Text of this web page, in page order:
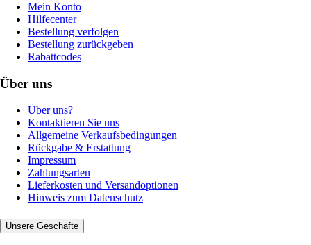
Mein Konto
Hilfecenter
Bestellung verfolgen
Bestellung zurückgeben
Rabattcodes
Über uns
Über uns?
Kontaktieren Sie uns
Allgemeine Verkaufsbedingungen
Rückgabe & Erstattung
Impressum
Zahlungsarten
Lieferkosten und Versandoptionen
Hinweis zum Datenschutz
Unsere Geschäfte